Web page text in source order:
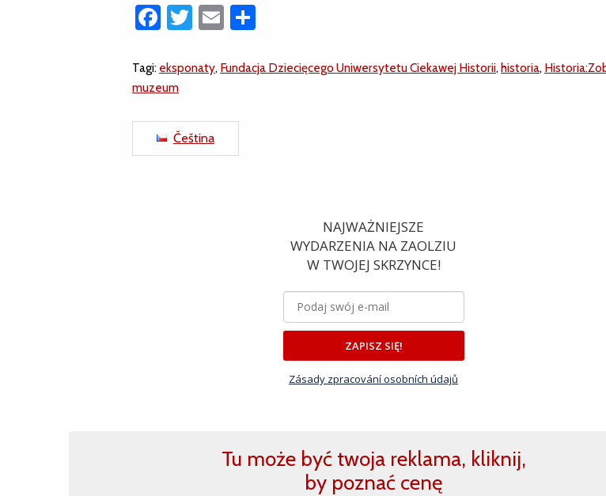
Facebook
Twitter
Email
Tagi: eksponaty, Fundacja Dziecięcego Uniwersytetu Ciekawej Historii, historia,
muzeum
Čeština
NAJWAŻNIEJSZE
WYDARZENIA NA ZAOLZIU
W TWOJEJ SKRZYNCE!
ZAPISZ SIĘ!
Zásady zpracování osobních údajů
Tu może być twoja reklama, kliknij,
by poznać cenę